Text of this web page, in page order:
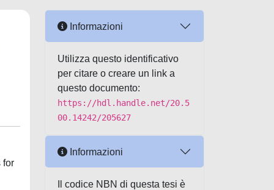
for
Informazioni
Utilizza questo identificativo
per citare o creare un link a
questo documento:
https://hdl.handle.net/20.5
00.14242/205627
Informazioni
Il codice NBN di questa tesi è